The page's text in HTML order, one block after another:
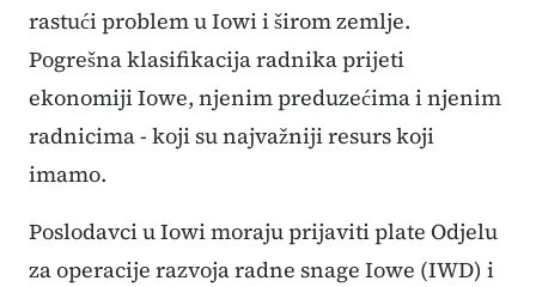
rastući problem u Iowi i širom zemlje.
Pogrešna klasifikacija radnika prijeti
ekonomiji Iowe, njenim preduzećima i njenim
radnicima - koji su najvažniji resurs koji
imamo.
Poslodavci u Iowi moraju prijaviti plate Odjelu
za operacije razvoja radne snage Iowe (IWD) i